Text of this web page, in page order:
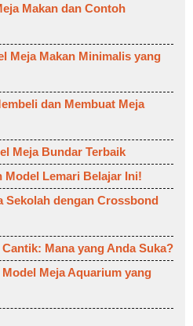
Makan dan Contoh
Meja Makan Minimalis yang
dan Membuat Meja
Meja Bundar Terbaik
Model Lemari Belajar Ini!
Sekolah dengan Crossbond
Mana yang Anda Suka?
Meja Aquarium yang